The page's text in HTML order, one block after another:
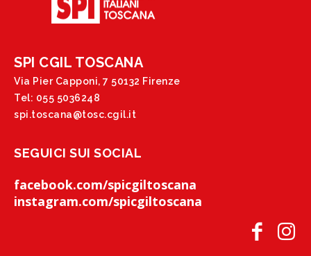
SPI CGIL TOSCANA
Via Pier Capponi, 7 50132 Firenze
Tel: 055 5036248
spi.toscana@tosc.cgil.it
SEGUICI SUI SOCIAL
facebook.com/spicgiltoscana
instagram.com/spicgiltoscana